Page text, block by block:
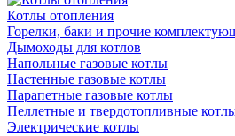
Котлы отопления
Горелки, баки и прочие
Дымоходы для котлов
Напольные газовые котлы
Настенные газовые котлы
Парапетные газовые котлы
Пеллетные и твердотопливные
Электрические котлы